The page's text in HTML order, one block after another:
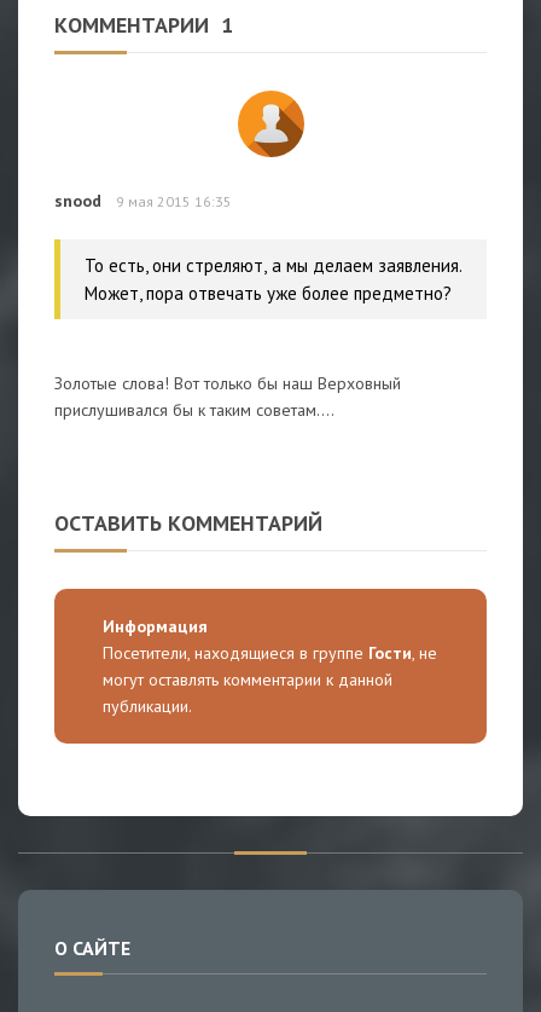
КОММЕНТАРИИ 1
snood 9 мая 2015 16:35
То есть, они стреляют, а мы делаем заявления.
Может, пора отвечать уже более предметно?
Золотые слова! Вот только бы наш Верховный
прислушивался бы к таким советам....
ОСТАВИТЬ КОММЕНТАРИЙ
Информация
Посетители, находящиеся в группе Гости, не
могут оставлять комментарии к данной
публикации.
О САЙТЕ